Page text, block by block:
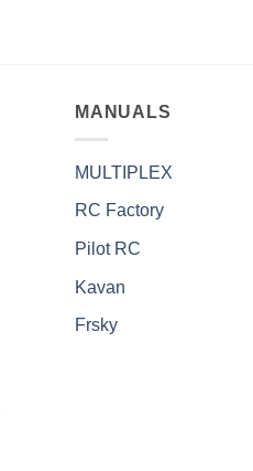
MANUALS
MULTIPLEX
RC Factory
Pilot RC
Kavan
Frsky